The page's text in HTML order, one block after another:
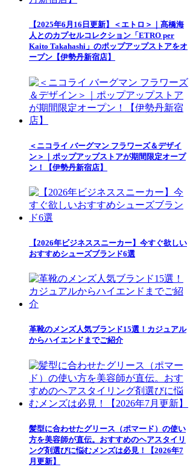
【2025年6月16日更新】＜エトロ＞｜髙橋海
人とのカプセルコレクション「ETRO per
Kaito Takahashi」のポップアップストアをオ
ープン【伊勢丹新宿店】
＜ニコライ バーグマン フラワーズ＆デザイ
ン＞｜ポップアップストアが期間限定オープ
ン！【伊勢丹新宿店】
【2026年ビジネススニーカー】今すぐ欲しい
おすすめシューズブランド6選
革靴のメンズ人気ブランド15選！カジュアル
からハイエンドまでご紹介
髪型に合わせたグリース（ポマード）の使い
方を美容師が直伝。おすすめのヘアスタイリ
ング剤選びに悩むメンズは必見！【2026年7
月更新】